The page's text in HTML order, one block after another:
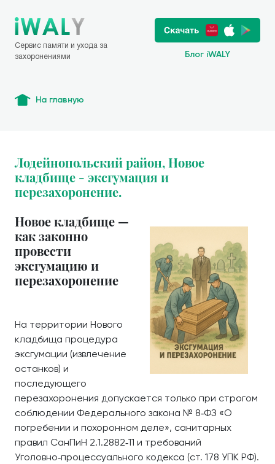
Сервис памяти и ухода за
захоронениями
Блог iWALY
На главную
Лодейнопольский район, Новое
кладбище - эксгумация и
перезахоронение.
Новое кладбище —
как законно
провести
эксгумацию и
перезахоронение
На территории Нового
кладбища процедура
эксгумации (извлечение
останков) и
последующего
перезахоронения допускается только при строгом
соблюдении Федерального закона № 8‑ФЗ «О
погребении и похоронном деле», санитарных
правил СанПиН 2.1.2882‑11 и требований
Уголовно‑процессуального кодекса (ст. 178 УПК РФ).